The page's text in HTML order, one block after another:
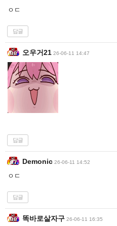
ㅇㄷ
답글
오우거21 26-06-11 14:47
답글
Demonic 26-06-11 14:52
ㅇㄷ
답글
똑바로살자구 26-06-11 16:35